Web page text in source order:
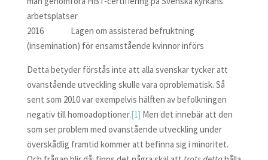
arbetsplatser
2016 Lagen om assisterad befruktning
(insemination) för ensamstående kvinnor införs
Detta betyder förstås inte att alla svenskar tycker att
ovanstående utveckling skulle vara oproblematisk. Så
sent som 2010 var exempelvis hälften av befolkningen
negativ till homoadoptioner.[1] Men det innebär att den
som ser problem med ovanstående utveckling under
överskådlig framtid kommer att befinna sig i minoritet.